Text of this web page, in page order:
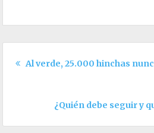
Al verde, 25.000 hinchas
¿Quién debe seguir y